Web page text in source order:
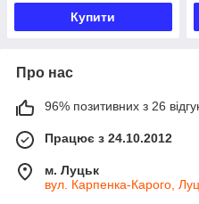
Купити
Про нас
96% позитивних з 26
Працює з 24.10.2012
м. Луцьк
вул. Карпенка-Карого,